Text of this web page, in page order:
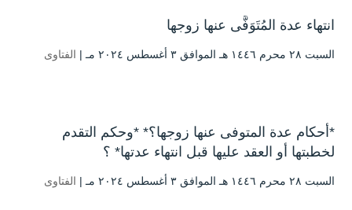
انتهاء عدة المُتَوَفَّى عنها زوجها
السبت ۲۸ محرم ۱٤٤٦ هـ الموافق ۳ أغسطس ۲۰۲٤ مـ | الفتاوى
*أحكام عدة المتوفى عنها زوجها؟* *وحكم التقدم
لخطبتها أو العقد عليها قبل انتهاء عدتها* ؟
السبت ۲۸ محرم ۱٤٤٦ هـ الموافق ۳ أغسطس ۲۰۲٤ مـ | الفتاوى